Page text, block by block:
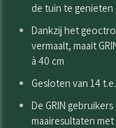
de tuin te
Dankzij het
vermaalt, maait
à 40 cm
Gesloten van 14
De GRIN
maairesultaten